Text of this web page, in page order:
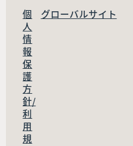
個
人
情
報
保
護
方
針/
利
用
規
グローバルサイト